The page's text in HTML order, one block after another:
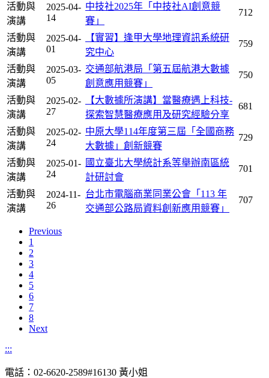
活動與
演講
2025-04-
14
中技社2025年「中技社AI創意競
賽」
712
活動與
演講
2025-04-
01
【實習】逢甲大學地理資訊系統研
究中心
759
活動與
演講
2025-03-
05
交通部航港局「第五屆航港大數據
創意應用競賽」
750
活動與
演講
2025-02-
27
【大數據所演講】當醫療遇上科技-
探索智慧醫療應用及研究經驗分享
681
活動與
演講
2025-02-
24
中原大學114年度第三屆「全國商務
大數據」創新競賽
729
活動與
演講
2025-01-
24
國立臺北大學統計系等舉辦南區統
計研討會
701
活動與
演講
2024-11-
26
台北市電腦商業同業公會「113 年
交通部公路局資料創新應用競賽」
707
Previous
1
2
3
4
5
6
7
8
Next
:::
電話：02-6620-2589#16130 黃小姐